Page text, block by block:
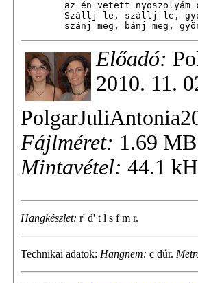
az én vetett nyoszolyám
Szállj le, szállj le,
szánj meg, bánj meg,
Előadó:
2010. 11.
Fájlméret: 1.69
Mintavétel: 44.1
Hangkészlet: r' d' t l s f m r.
Technikai adatok: Hangnem: c dúr.